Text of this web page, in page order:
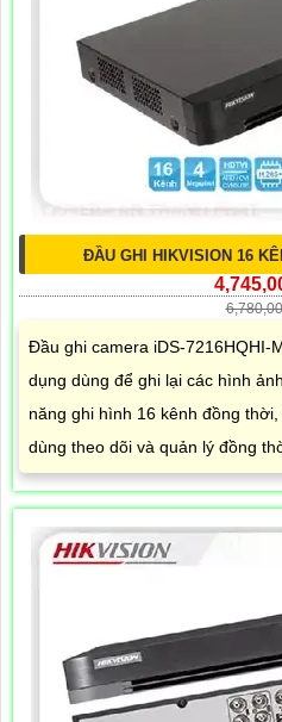
ĐẦU GHI HIKVISION 16
Đầu ghi camera iDS-7216HQHI-
dụng dùng để ghi lại các hình
năng ghi hình 16 kênh đồng
dùng theo dõi và quản lý đồng